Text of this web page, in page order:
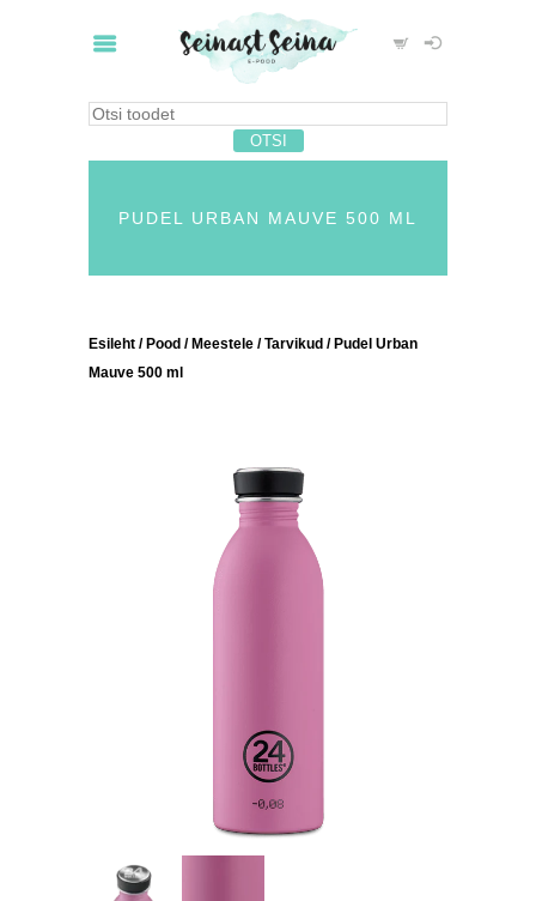
PUDEL URBAN MAUVE 500 ML
Esileht / Pood / Meestele /Tarvikud / Pudel Urban
Mauve 500 ml